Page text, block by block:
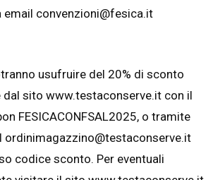
convenzioni@fesica.it
usufruire del 20% di sconto
sito www.testaconserve.it con il
FESICACONFSAL2025, o tramite
ordinimagazzino@testaconserve.it
codice sconto. Per eventuali